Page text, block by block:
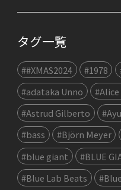
タグ一覧
##XMAS2024 #1978
#adataka Unno
#Astrud Gilberto
#bass
#Björn Meyer
#blue giant
#BLUE
#Blue Lab Beats